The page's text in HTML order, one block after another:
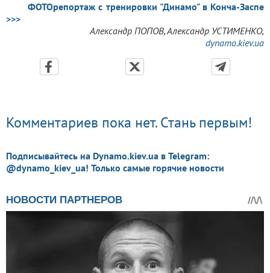
ФОТОрепортаж с тренировки "Динамо" в Конча-Заспе
>>>
Александр ПОПОВ, Александр УСТИМЕНКО,
dynamo.kiev.ua
Комментариев пока нет. Стань первым!
Подписывайтесь на Dynamo.kiev.ua в Telegram:
@dynamo_kiev_ua! Только самые горячие новости